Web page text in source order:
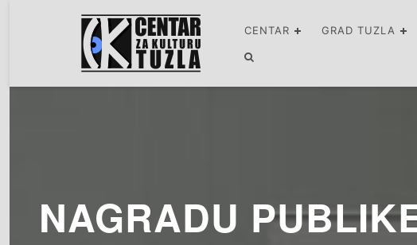
CENTAR GRAD TUZLA
NAGRADU